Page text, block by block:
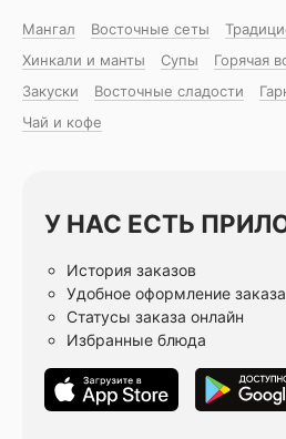
Мангал Восточные сеты
Хинкали и манты
Супы Горячая
Закуски
Восточные сладости
Чай и кофе
У НАС ЕСТЬ
История заказов
Удобное оформление заказа
Статусы заказа онлайн
Избранные блюда